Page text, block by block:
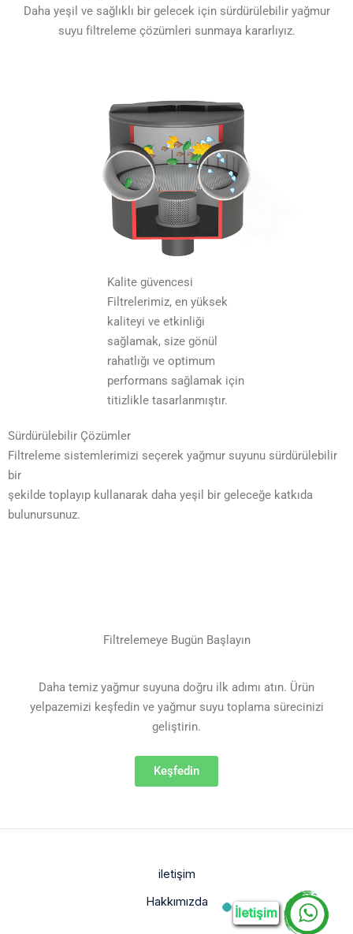
Daha yeşil ve sağlıklı bir gelecek için sürdürülebilir yağmur
suyu filtreleme çözümleri sunmaya kararlıyız.
Kalite güvencesi
Filtrelerimiz, en yüksek
kaliteyi ve etkinliği
sağlamak, size gönül
rahatlığı ve optimum
performans sağlamak için
titizlikle tasarlanmıştır.
Sürdürülebilir Çözümler
Filtreleme sistemlerimizi seçerek yağmur suyunu sürdürülebilir
bir
şekilde toplayıp kullanarak daha yeşil bir geleceğe katkıda
bulunursunuz.
Filtrelemeye Bugün Başlayın
Daha temiz yağmur suyuna doğru ilk adımı atın. Ürün
yelpazemizi keşfedin ve yağmur suyu toplama sürecinizi
geliştirin.
Keşfedin
iletişim
Hakkımızda
İletişim